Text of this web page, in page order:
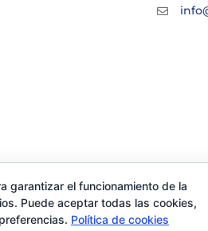
|Politica de Privacidad|
garantizar el funcionamiento de la
Puede aceptar todas las cookies,
Política de cookies